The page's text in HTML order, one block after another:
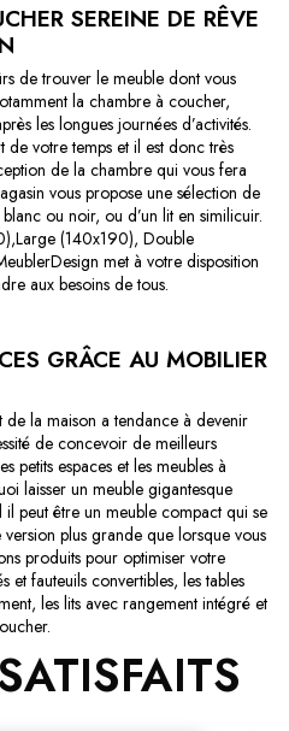
SEREINE DE RÊVE
de trouver le meuble dont vous
la chambre à coucher,
les longues journées d’activités.
de votre temps et il est donc très
de la chambre qui vous fera
vous propose une sélection de
ou noir, ou d’un lit en similicuir.
(140x190), Double
met à votre disposition
aux besoins de tous.
GRÂCE AU MOBILIER
de la maison a tendance à devenir
de concevoir de meilleurs
petits espaces et les meubles à
laisser un meuble gigantesque
peut être un meuble compact qui se
plus grande que lorsque vous
produits pour optimiser votre
et fauteuils convertibles, les tables
les lits avec rangement intégré et